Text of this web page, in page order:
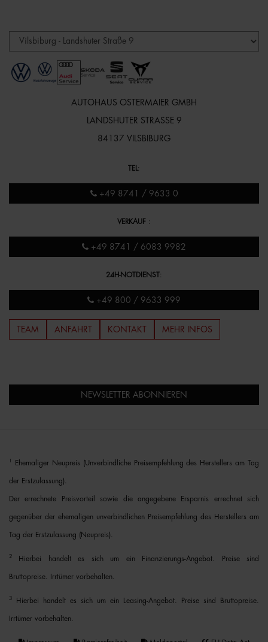
AUTOHAUS OSTERMAIER GMBH
LANDSHUTER STRASSE 9
84137 VILSBIBURG
TEL :
+49 8741 / 9633 0
VERKAUF :
+49 8741 / 6083 9982
24H-NOTDIENST:
+49 800 / 9633 999
TEAM ANFAHRT KONTAKT MEHR INFOS
NEWSLETTER ABONNIEREN
Ehemaliger Neupreis (Unverbindliche Preisempfehlung des Herstellers am Tag
der Erstzulassung).
Der errechnete Preisvorteil sowie die angegebene Ersparnis errechnet sich
gegenüber der ehemaligen unverbindlichen Preisempfehlung des Herstellers am
Tag der Erstzulassung (Neupreis).
2 Hierbei handelt es sich um ein Finanzierungs-Angebot. Preise sind
Bruttopreise. Irrtümer vorbehalten.
3 Hierbei handelt es sich um ein Leasing-Angebot. Preise sind Bruttopreise.
Irrtümer vorbehalten.